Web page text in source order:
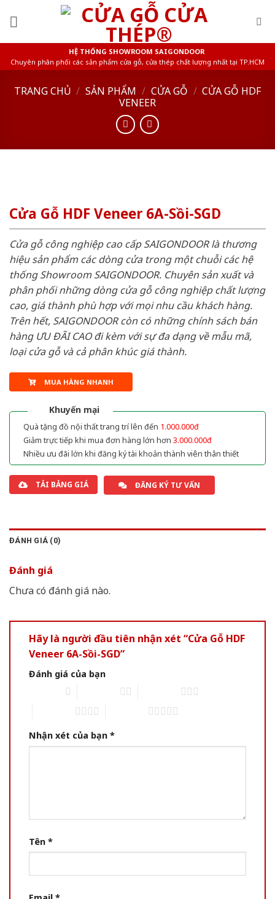
HỆ THỐNG SHOWROOM SAIGONDOOR
Chuyên phân phối các sản phẩm cửa gỗ, cửa thép chất lượng nhất tại TP.HCM
TRANG CHỦ / SẢN PHẨM / CỬA GỖ / CỬA GỖ HDF
VENEER
Cửa Gỗ HDF Veneer 6A-Sồi-SGD
Cửa gỗ công nghiệp cao cấp SAIGONDOOR là thương
hiệu sản phẩm các dòng cửa trong một chuỗi các hệ
thống Showroom SAIGONDOOR. Chuyên sản xuất và
phân phối những dòng cửa gỗ công nghiệp chất lượng
cao, giá thành phù hợp với mọi nhu cầu khách hàng.
Trên hết, SAIGONDOOR còn có những chính sách bán
hàng ƯU ĐÃI CAO đi kèm với sự đa dạng về mẫu mã,
loại cửa gỗ và cả phân khúc giá thành.
MUA HÀNG NHANH
Khuyến mại
Quà tặng đồ nội thất trang trí lên đến 1.000.000đ
Giảm trực tiếp khi mua đơn hàng lớn hơn 3.000.000đ
Nhiều ưu đãi lớn khi đăng ký tài khoản thành viên thân thiết
TẢI BẢNG GIÁ ĐĂNG KÝ TƯ VẤN
ĐÁNH GIÁ (0)
Đánh giá
Chưa có đánh giá nào.
Hãy là người đầu tiên nhận xét “Cửa Gỗ HDF
Veneer 6A-Sồi-SGD”
Đánh giá của bạn
Nhận xét của bạn *
Tên *